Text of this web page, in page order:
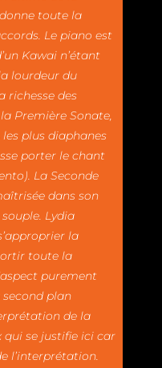
toute la
Le piano est
Kawai n’étant
lourdeur du
richesse des
Première Sonate,
plus diaphanes
porter le chant
La Seconde
dans son
Lydia
la
toute la
purement
second plan
de la
qui se justifie ici car
l’interprétation.